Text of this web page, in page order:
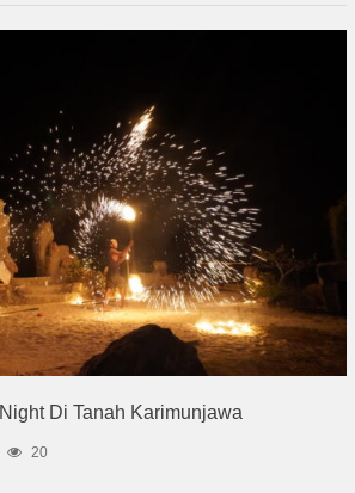
Di Tanah Karimunjawa
20